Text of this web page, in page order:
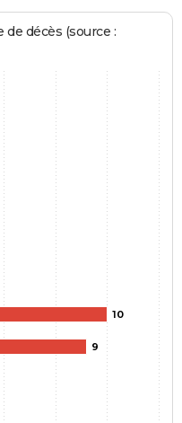
décès (source :
10
9